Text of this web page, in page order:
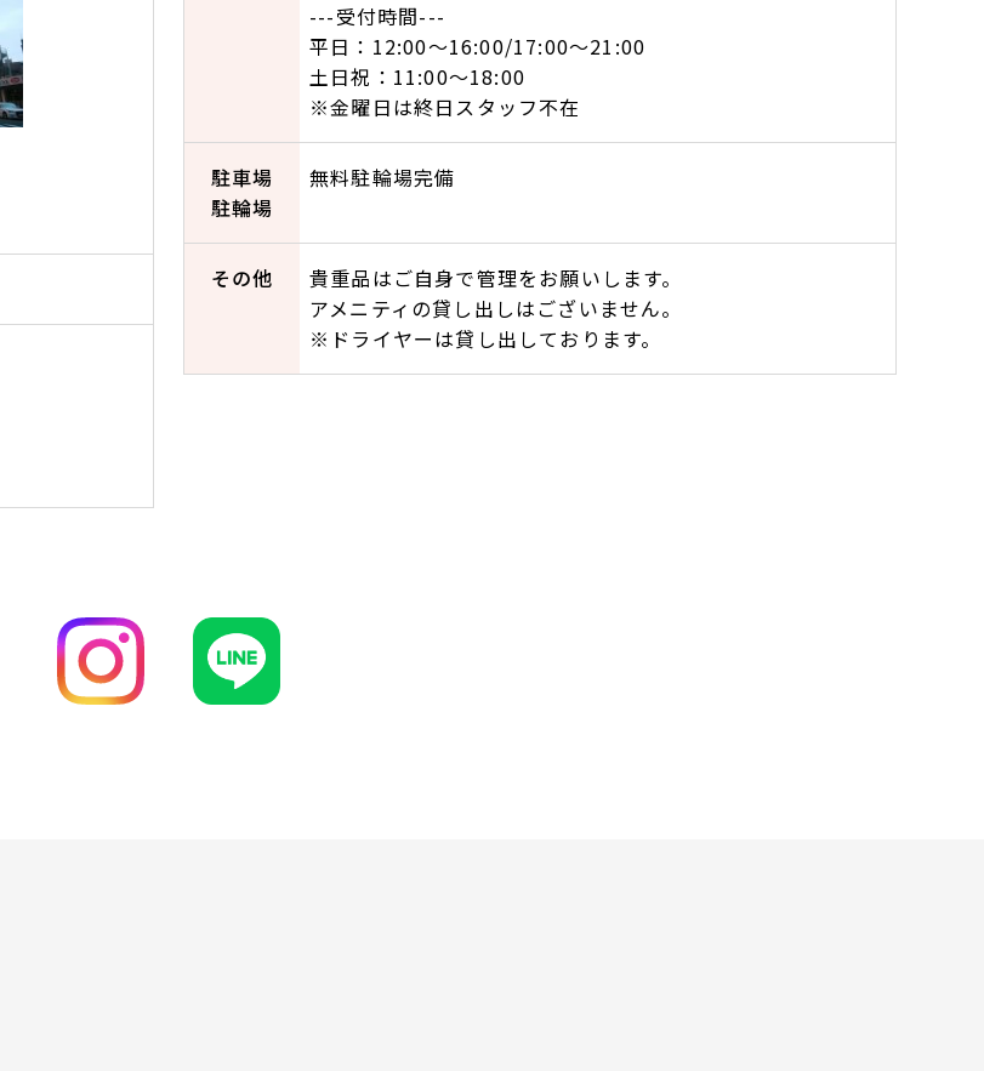
---受付時間---
平日：12:00〜16:00/17:00～21:00
土日祝：11:00〜18:00
※金曜日は終日スタッフ不在
駐車場
駐輪場
無料駐輪場完備
その他
貴重品はご自身で管理をお願いします。
アメニティの貸し出しはございません。
※ドライヤーは貸し出しております。